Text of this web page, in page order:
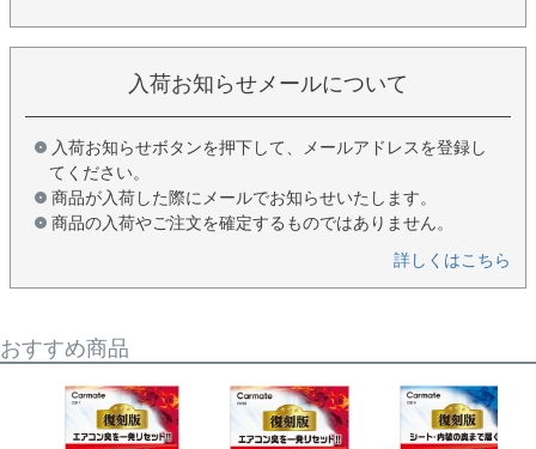
入荷お知らせメールについて
入荷お知らせボタンを押下して、メールアドレスを登録し
てください。
商品が入荷した際にメールでお知らせいたします。
商品の入荷やご注文を確定するものではありません。
詳しくはこちら
おすすめ商品